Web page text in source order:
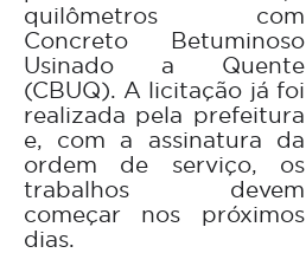
quilômetros com
Concreto Betuminoso
Usinado a Quente
(CBUQ). A licitação já foi
realizada pela prefeitura
e, com a assinatura da
ordem de serviço, os
trabalhos devem
começar nos próximos
dias.